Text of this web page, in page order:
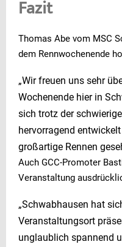
Fazit
Thomas Abe vom MSC
dem Rennwochenende
„Wir freuen uns sehr
Wochenende hier in
sich trotz der
hervorragend
großartige Rennen
Auch GCC-Promoter
Veranstaltung
„Schwabhausen hat
Veranstaltungsort
unglaublich spannend